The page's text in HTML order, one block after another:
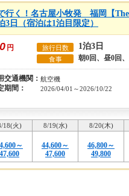
く！名古屋小牧発 福岡【
日（宿泊は1泊目限定）
円 旅行日数 1泊3日
食事 朝0回、昼0回
交通機関： 航空機
期間： 2026/04/01～2026/10/22
18(火) 8/19(水) 8/20(木)
～
47,600
44,600～
47,600
46,800～
49,800